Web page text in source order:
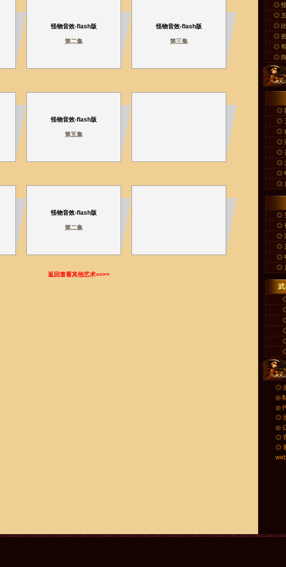
怪物音效-flash版
第二集
怪物音效-flash版
第三集
怪物音效-flash版
第五集
怪物音效-flash版
第二集
返回查看其他艺术==>>
◎
◎
◎
◎
◎
◎
◎
◎
◎
◎
◎
◎
◎
◎
◎
◎
◎
◎
◎
◎
◎
◎
◎
◎
◎
◎
◎